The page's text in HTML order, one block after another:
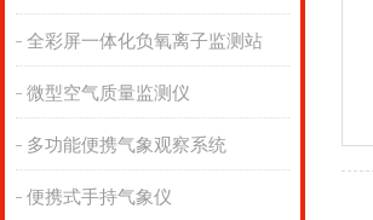
全彩屏一体化负氧离子监测站
微型空气质量监测仪
多功能便携气象观察系统
便携式手持气象仪